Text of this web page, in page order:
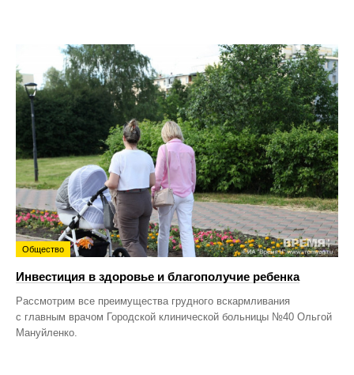
Общество
Инвестиция в здоровье и благополучие ребенка
Рассмотрим все преимущества грудного вскармливания
с главным врачом Городской клинической больницы №40 Ольгой
Мануйленко.